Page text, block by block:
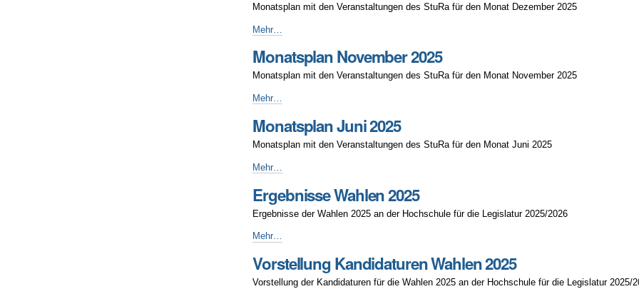
-
Monatsplan mit den Veranstaltungen des StuRa für den Monat Dezember 2025
Monatsplan
2025
-
Mehr…
Monatsplan November 2025
Monatsplan mit den Veranstaltungen des StuRa für den Monat November 2025
Monatsplan
2025
Mehr…
Monatsplan Juni 2025
Monatsplan mit den Veranstaltungen des StuRa für den Monat Juni 2025
Monatsplan
2025
Mehr…
Ergebnisse Wahlen 2025
Ergebnisse der Wahlen 2025 an der Hochschule für die Legislatur 2025/2026
Ergebnisse
2025
-
Mehr…
Vorstellung Kandidaturen Wahlen 2025
Vorstellung der Kandidaturen für die Wahlen 2025 an der Hochschule für die Legislatur 2025/